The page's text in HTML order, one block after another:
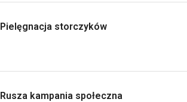
Pielęgnacja storczyków
Rusza kampania społeczna